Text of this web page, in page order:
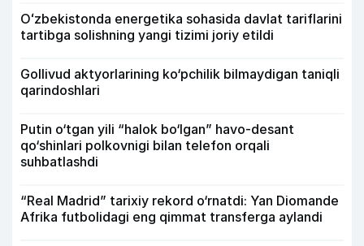
Oʻzbekistonda energetika sohasida davlat tariflarini
tartibga solishning yangi tizimi joriy etildi
Gollivud aktyorlarining ko‘pchilik bilmaydigan taniqli
qarindoshlari
Putin o‘tgan yili “halok bo‘lgan” havo-desant
qo‘shinlari polkovnigi bilan telefon orqali
suhbatlashdi
“Real Madrid” tarixiy rekord o‘rnatdi: Yan Diomande
Afrika futbolidagi eng qimmat transferga aylandi